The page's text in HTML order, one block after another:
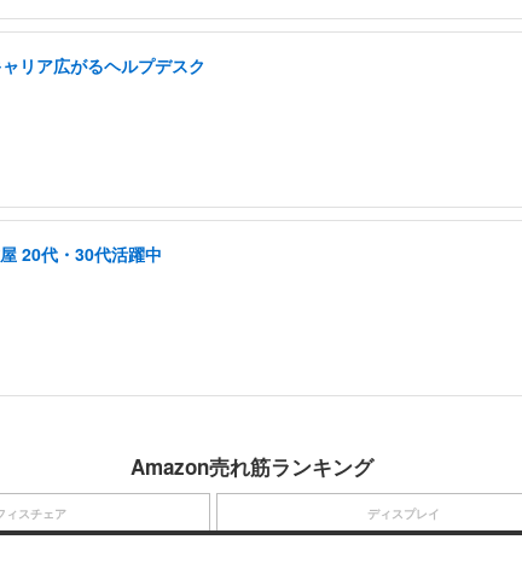
リア広がるヘルプデスク
20代・30代活躍中
Amazon売れ筋ランキング
ィスチェア ディスプレイ